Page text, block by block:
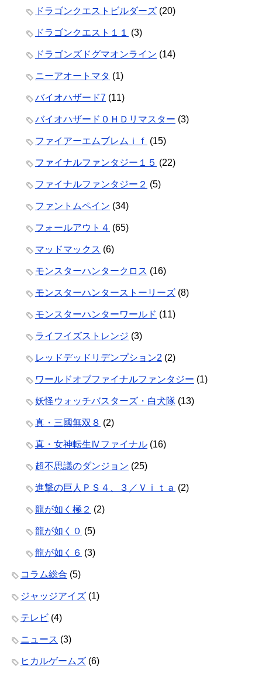
ドラゴンクエストビルダーズ (20)
ドラゴンクエスト１１ (3)
ドラゴンズドグマオンライン (14)
ニーアオートマタ (1)
バイオハザード7 (11)
バイオハザード０ＨＤリマスター (3)
ファイアーエムブレムｉｆ (15)
ファイナルファンタジー１５ (22)
ファイナルファンタジー２ (5)
ファントムペイン (34)
フォールアウト４ (65)
マッドマックス (6)
モンスターハンタークロス (16)
モンスターハンターストーリーズ (8)
モンスターハンターワールド (11)
ライフイズストレンジ (3)
レッドデッドリデンプション2 (2)
ワールドオブファイナルファンタジー (1)
妖怪ウォッチバスターズ・白犬隊 (13)
真・三國無双８ (2)
真・女神転生Ⅳファイナル (16)
超不思議のダンジョン (25)
進撃の巨人ＰＳ４、３／Ｖｉｔａ (2)
龍が如く極２ (2)
龍が如く０ (5)
龍が如く６ (3)
コラム総合 (5)
ジャッジアイズ (1)
テレビ (4)
ニュース (3)
ヒカルゲームズ (6)